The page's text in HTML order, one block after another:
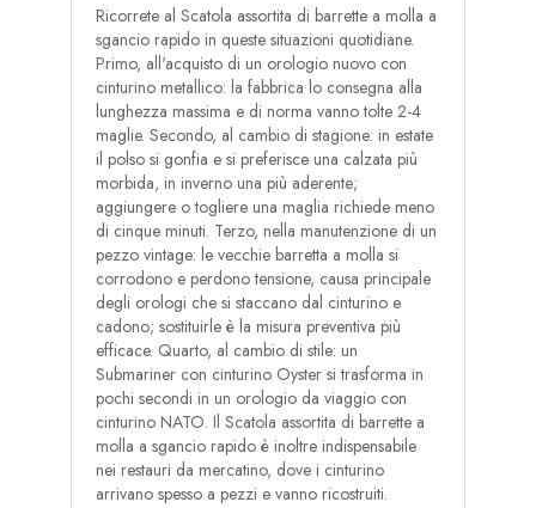
Ricorrete al Scatola assortita di barrette a molla a
sgancio rapido in queste situazioni quotidiane.
Primo, all'acquisto di un orologio nuovo con
cinturino metallico: la fabbrica lo consegna alla
lunghezza massima e di norma vanno tolte 2-4
maglie. Secondo, al cambio di stagione: in estate
il polso si gonfia e si preferisce una calzata più
morbida, in inverno una più aderente;
aggiungere o togliere una maglia richiede meno
di cinque minuti. Terzo, nella manutenzione di un
pezzo vintage: le vecchie barretta a molla si
corrodono e perdono tensione, causa principale
degli orologi che si staccano dal cinturino e
cadono; sostituirle è la misura preventiva più
efficace. Quarto, al cambio di stile: un
Submariner con cinturino Oyster si trasforma in
pochi secondi in un orologio da viaggio con
cinturino NATO. Il Scatola assortita di barrette a
molla a sgancio rapido è inoltre indispensabile
nei restauri da mercatino, dove i cinturino
arrivano spesso a pezzi e vanno ricostruiti.